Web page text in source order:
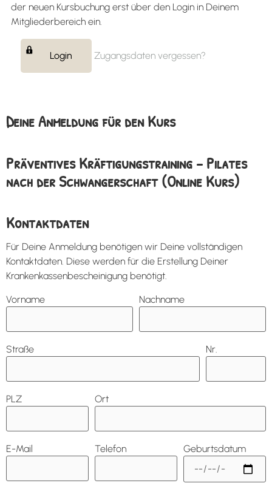
der neuen Kursbuchung erst über den Login in Deinem
Mitgliederbereich ein.
Login Zugangsdaten vergessen?
Deine Anmeldung für den Kurs
Präventives Kräftigungstraining – Pilates
nach der Schwangerschaft (Online Kurs)
Kontaktdaten
Für Deine Anmeldung benötigen wir Deine vollständigen
Kontaktdaten. Diese werden für die Erstellung Deiner
Krankenkassenbescheinigung benötigt.
Vorname Nachname
Straße Nr.
PLZ Ort
E-Mail Telefon Geburtsdatum